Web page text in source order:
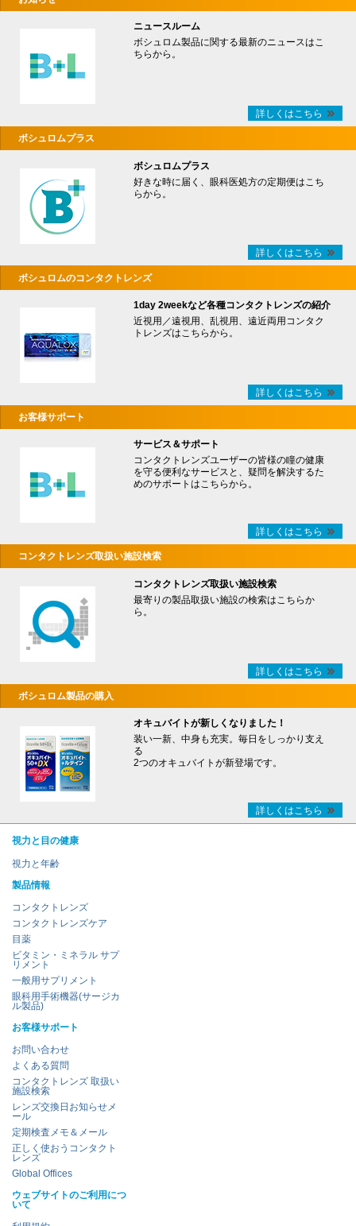
ニュースルーム
ボシュロム製品に関する最新のニュースはこ
ちらから。
詳しくはこちら
ボシュロムプラス
ボシュロムプラス
好きな時に届く、眼科医処方の定期便はこち
らから。
詳しくはこちら
ボシュロムのコンタクトレンズ
1day 2weekなど各種コンタクトレンズの紹介
近視用／遠視用、乱視用、遠近両用コンタク
トレンズはこちらから。
詳しくはこちら
お客様サポート
サービス＆サポート
コンタクトレンズユーザーの皆様の瞳の健康
を守る便利なサービスと、疑問を解決するた
めのサポートはこちらから。
詳しくはこちら
コンタクトレンズ取扱い施設検索
コンタクトレンズ取扱い施設検索
最寄りの製品取扱い施設の検索はこちらか
ら。
詳しくはこちら
ボシュロム製品の購入
オキュバイトが新しくなりました！
装い一新、中身も充実。毎日をしっかり支え
る
2つのオキュバイトが新登場です。
詳しくはこちら
視力と目の健康
視力と年齢
製品情報
コンタクトレンズ
コンタクトレンズケア
目薬
ビタミン・ミネラル サプ
リメント
一般用サプリメント
眼科用手術機器(サージカ
ル製品)
お客様サポート
お問い合わせ
よくある質問
コンタクトレンズ 取扱い
施設検索
レンズ交換日お知らせメ
ール
定期検査メモ＆メール
正しく使おうコンタクト
レンズ
Global Offices
ウェブサイトのご利用につ
いて